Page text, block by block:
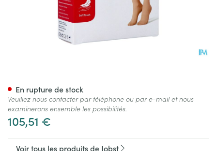
105,51 €
En rupture de stock
Veuillez nous contacter par téléphone ou par e-mail et nous
examinerons ensemble les possibilités.
Voir tous les produits de Jobst